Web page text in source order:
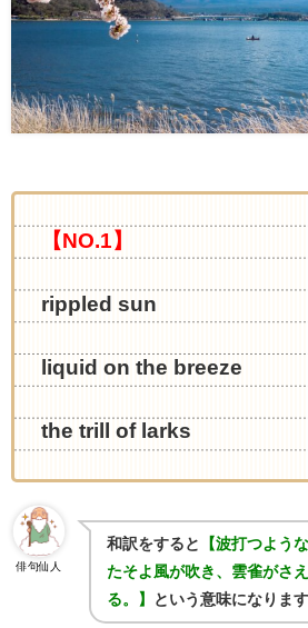
【NO.1】
rippled sun
liquid on the breeze
the trill of larks
俳句仙人
和訳をすると
【波打つよう
たそよ風が吹き、雲雀がさ
る。】
という意味になります